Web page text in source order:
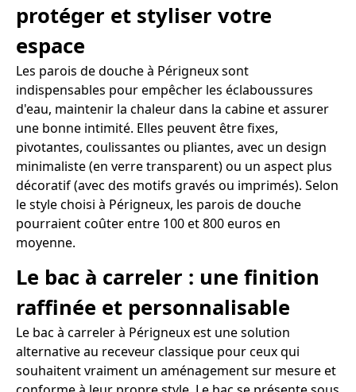
protéger et styliser votre
espace
Les parois de douche à Périgneux sont
indispensables pour empêcher les éclaboussures
d'eau, maintenir la chaleur dans la cabine et assurer
une bonne intimité. Elles peuvent être fixes,
pivotantes, coulissantes ou pliantes, avec un design
minimaliste (en verre transparent) ou un aspect plus
décoratif (avec des motifs gravés ou imprimés). Selon
le style choisi à Périgneux, les parois de douche
pourraient coûter entre 100 et 800 euros en
moyenne.
Le bac à carreler : une finition
raffinée et personnalisable
Le bac à carreler à Périgneux est une solution
alternative au receveur classique pour ceux qui
souhaitent vraiment un aménagement sur mesure et